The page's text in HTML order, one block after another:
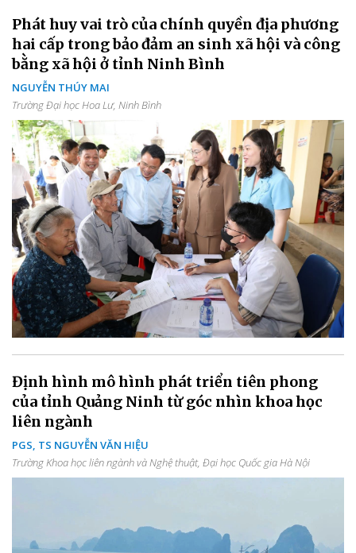
Phát huy vai trò của chính quyền địa phương
hai cấp trong bảo đảm an sinh xã hội và công
bằng xã hội ở tỉnh Ninh Bình
NGUYỄN THÚY MAI
Trường Đại học Hoa Lư, Ninh Bình
Định hình mô hình phát triển tiên phong
của tỉnh Quảng Ninh từ góc nhìn khoa học
liên ngành
PGS, TS NGUYỄN VĂN HIỆU
Trường Khoa học liên ngành và Nghệ thuật, Đại học Quốc gia Hà Nội